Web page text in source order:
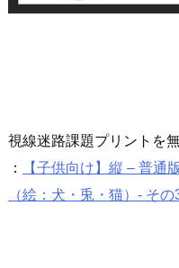
視線迷路課題プリントを
：
【子供向け】縦 – 普通
（絵：犬・兎・猫）- そ